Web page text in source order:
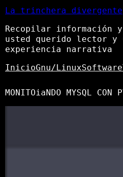
La trinchera divergente
Recopilar información
usted querido lector y
experiencia narrativa
InicioGnu/LinuxSoftware
MONITOiaNDO MYSQL CON